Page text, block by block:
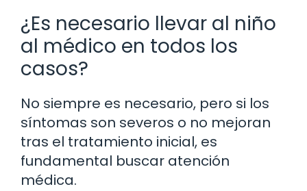
¿Es necesario llevar al niño
al médico en todos los
casos?
No siempre es necesario, pero si los
síntomas son severos o no mejoran
tras el tratamiento inicial, es
fundamental buscar atención
médica.